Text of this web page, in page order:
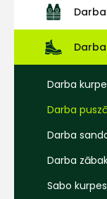
Darba
Darba
Darba
Darba
Sabo